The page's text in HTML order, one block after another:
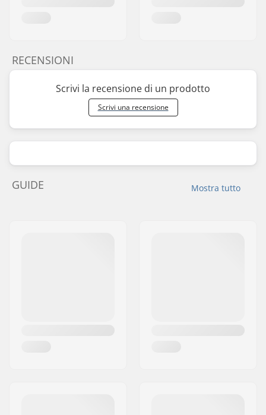
RECENSIONI
Scrivi la recensione di un prodotto
Scrivi una recensione
Mostra tutto
GUIDE